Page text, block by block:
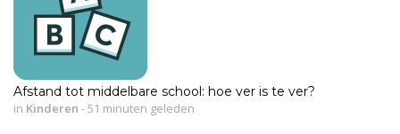
Afstand tot middelbare school: hoe ver is te ver?
in Kinderen -51 minuten geleden